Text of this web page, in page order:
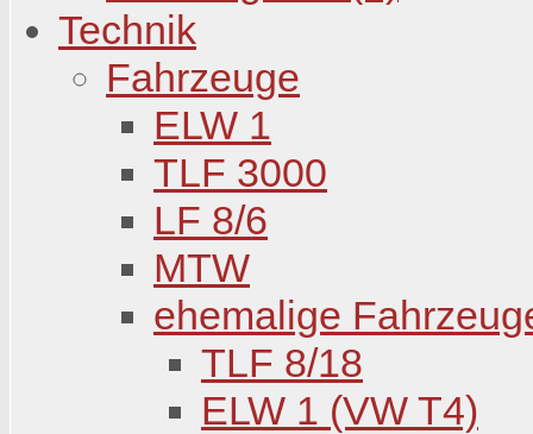
Technik
Fahrzeuge
ELW 1
TLF 3000
LF 8/6
MTW
ehemalige
TLF 8/18
ELW 1 (VW T4)